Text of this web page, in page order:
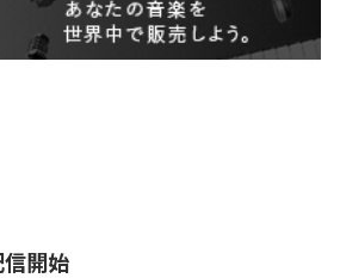
信開始